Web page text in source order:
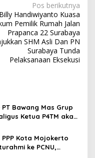
Pos berikutnya
Billy Handiwiyanto Kuasa
Pemilik Rumah Jalan
Prapanca 22 Surabaya
SHM Asli Dan PN
Surabaya Tunda
Pelaksanaan Eksekusi
PT Bawang Mas Grup
Ketua P4TM akan
di Madura
PPP Kota Mojokerto
ke PCNU,